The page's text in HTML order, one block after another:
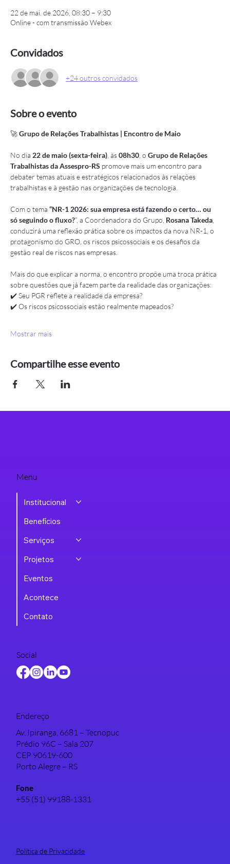
22 de mai. de 2026, 08:30 – 9:30
Online - com transmissão Webex
Convidados
+24 outros convidados
Sobre o evento
🚀 Grupo de Relações Trabalhistas | Encontro de Maio
No dia 22 de maio (sexta-feira) , às 08h30 , o Grupo de Relações
Trabalhistas da Assespro-RS promove mais um encontro para
debater temas atuais e estratégicos relacionados às relações
trabalhistas e à gestão nas organizações de tecnologia.
Com o tema “NR-1 2026: sua empresa está fazendo o certo… ou
só seguindo o fluxo?”, a Coordenadora do Grupo, Rosana Takeda
conduzirá uma reflexão prática sobre os impactos da nova NR-1, o
protagonismo do GRO, os riscos psicossociais e os desafios da
gestão real de riscos nas empresas.
Mais do que explicar a norma, o encontro propõe uma troca prática
sobre questões que já fazem parte da realidade das organizações:
✔️ Seu PGR reflete a realidade da empresa?
✔️ Os riscos psicossociais estão realmente mapeados?
Mostrar mais
Compartilhe esse evento
Menu
Institucional
Benefícios
Serviços
Projetos
Eventos
Acontece
Contato
Social
Endereço
Av. Ipiranga, 6681 – Tecnopuc
Prédio 96C – Sala 207
CEP 90619-600
Porto Alegre – RS
Fone
+55 (51) 99188-1331
Política de Privacidade